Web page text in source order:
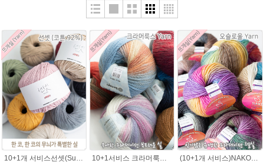
10+1개 서비스선셋(Sunset) 코튼실 Cotton 92% 가방 소품 뜨개실 코바늘실 사계절 모자뜨개실
10+1서비스 크라머룩스 털실/부드러운 나염뜨개실 목도리뜨개질 수입 그라데이션털실
(10+1개 서비스)NAKO 오슬로울 그라데이션 털실 Oslo wool 뜨개실 나코오슬로울실